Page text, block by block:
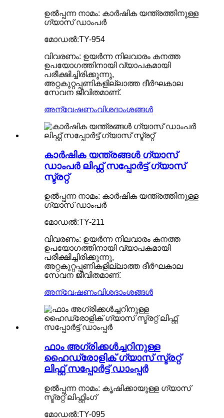
ഉൽപ്പന്ന നാമം: കാർഷിക യന്ത്രത്തിനുള്ള
ഗ്യാസ് ഡാംപർ
മോഡൽ:TY-954
വിവരണം: ഉയർന്ന നിലവാരം കനത്ത
ഉപയോഗത്തിനായി വ്യാപകമായി
പരീക്ഷിച്ചിരിക്കുന്നു,
അറ്റകുറ്റപ്പണികളില്ലാത്ത ദീർഘകാല
സേവന ജീവിതമാണ്.
അന്വേഷണംവിശദാംശങ്ങൾ
കാർഷിക യന്ത്രങ്ങൾ ഗ്യാസ്
ഡാംപർ ലിഫ്റ്റ് സപ്പോർട്ട് ഗ്യാസ്
സ്ട്രറ്റ്
ഉൽപ്പന്ന നാമം: കാർഷിക യന്ത്രത്തിനുള്ള
ഗ്യാസ് ഡാംപർ
മോഡൽ:TY-211
വിവരണം: ഉയർന്ന നിലവാരം കനത്ത
ഉപയോഗത്തിനായി വ്യാപകമായി
പരീക്ഷിച്ചിരിക്കുന്നു,
അറ്റകുറ്റപ്പണികളില്ലാത്ത ദീർഘകാല
സേവന ജീവിതമാണ്.
അന്വേഷണംവിശദാംശങ്ങൾ
ഫാം അഗ്രിക്കൾച്ചറിനുള്ള
ഹൈഡ്രോളിക് ഗ്യാസ് സ്ട്രറ്റ്
ലിഫ്റ്റ് സപ്പോർട്ട് ഡാംപ്പർ
ഉൽപ്പന്ന നാമം: കൃഷിക്കായുള്ള ഗ്യാസ്
സ്ട്രറ്റ് ലിഫ്റ്റിംഗ്
മോഡൽ:TY-095